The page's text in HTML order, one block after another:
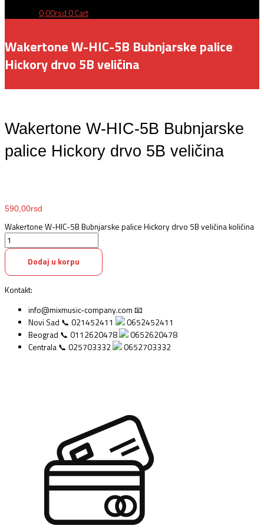
0,00rsd 0 Cart
Wakertone W-HIC-5B Bubnjarske palice
Hickory drvo 5B veličina
Wakertone W-HIC-5B Bubnjarske
palice Hickory drvo 5B veličina
590,00rsd
Wakertone W-HIC-5B Bubnjarske palice Hickory drvo 5B veličina količina
Dodaj u korpu
Kontakt:
info@mixmusic-company.com 📧
Novi Sad 📞 021452411
0652452411
Beograd 📞 0112620478
0652620478
Centrala 📞 025703332
0652703332